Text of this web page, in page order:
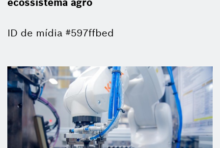
ID de mídia #597ffbed